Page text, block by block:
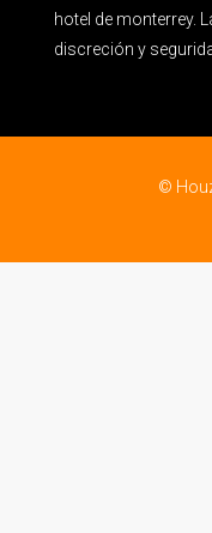
hotel de monterrey.
discreción y
©